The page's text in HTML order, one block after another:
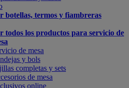
botellas, termos y fiambreras
todos los productos para servicio de
de mesa
y bols
completas y sets
de mesa
online